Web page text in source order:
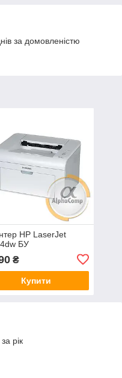
за домовленістю
HP LaserJet
БУ
₴
Купити
рік